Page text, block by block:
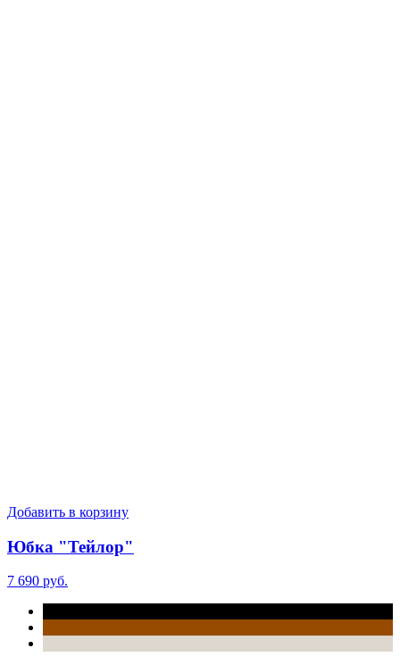
Добавить в корзину
Юбка "Тейлор"
7 690 руб.